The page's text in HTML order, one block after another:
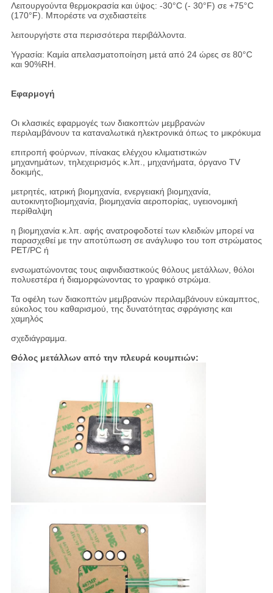
Λειτουργούντα θερμοκρασία και ύψος: -30°C (- 30°F) σε +75°C
(170°F). Μπορέστε να σχεδιαστείτε
λειτουργήστε στα περισσότερα περιβάλλοντα.
Υγρασία: Καμία απελασματοποίηση μετά από 24 ώρες σε 80°C
και 90%RH.
Εφαρμογή
Οι κλασικές εφαρμογές των διακοπτών μεμβρανών
περιλαμβάνουν τα καταναλωτικά ηλεκτρονικά όπως το μικρόκυμα
επιτροπή φούρνων, πίνακας ελέγχου κλιματιστικών
μηχανημάτων, τηλεχειρισμός κ.λπ., μηχανήματα, όργανο TV
δοκιμής,
μετρητές, ιατρική βιομηχανία, ενεργειακή βιομηχανία,
αυτοκινητοβιομηχανία, βιομηχανία αεροπορίας, υγειονομική
περίθαλψη
η βιομηχανία κ.λπ. αφής ανατροφοδοτεί των κλειδιών μπορεί να
παρασχεθεί με την αποτύπωση σε ανάγλυφο του τοπ στρώματος
PET/PC ή
ενσωματώνοντας τους αιφνιδιαστικούς θόλους μετάλλων, θόλοι
πολυεστέρα ή διαμορφώνοντας το γραφικό στρώμα.
Τα οφέλη των διακοπτών μεμβρανών περιλαμβάνουν εύκαμπτος,
εύκολος του καθαρισμού, της δυνατότητας σφράγισης και
χαμηλός
σχεδιάγραμμα.
Θόλος μετάλλων από την πλευρά κουμπιών: